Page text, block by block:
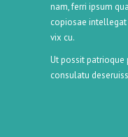
nam, ferri ipsum
copiosae intellegat
vix cu.
Ut possit patrioque
consulatu